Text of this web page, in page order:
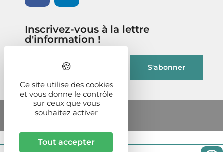
Inscrivez-vous à la lettre
d'information !
Ce site utilise des cookies
et vous donne le contrôle
sur ceux que vous
souhaitez activer
Tout accepter